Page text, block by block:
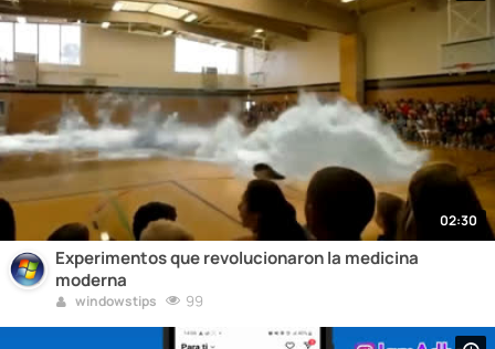
02:30
Experimentos que revolucionaron la medicina
moderna
windowstips 99